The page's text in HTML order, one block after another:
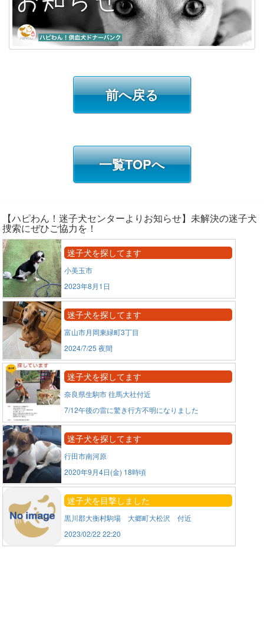
前へ戻る
一覧TOPへ
【ハピわん！迷子犬センターよりお知らせ】未解決の迷子犬
捜索にぜひご協力を！
迷子犬を探してます
小美玉市
2023年8月1日
迷子犬を探してます
富山市月岡東緑町3丁目
2024/7/25 夜間
迷子犬を探してます
奈良県生駒市 往馬大社付近
7/12午後の雷に驚き行方不明になりました
迷子犬を探してます
行田市南河原
2020年9月4日(金) 18時頃
迷子犬を目撃しました
黒川郡大衡村駒場 大郷町大松沢 付近
2023/02/22 22:20